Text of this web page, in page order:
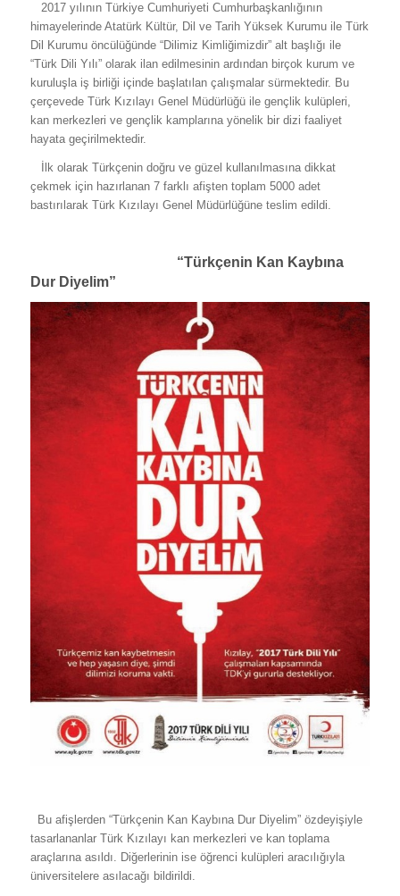
2017 yılının Türkiye Cumhuriyeti Cumhurbaşkanlığının
himayelerinde Atatürk Kültür, Dil ve Tarih Yüksek Kurumu ile Türk
Dil Kurumu öncülüğünde “Dilimiz Kimliğimizdir” alt başlığı ile
“Türk Dili Yılı” olarak ilan edilmesinin ardından birçok kurum ve
kuruluşla iş birliği içinde başlatılan çalışmalar sürmektedir. Bu
çerçevede Türk Kızılayı Genel Müdürlüğü ile gençlik kulüpleri,
kan merkezleri ve gençlik kamplarına yönelik bir dizi faaliyet
hayata geçirilmektedir.
İlk olarak Türkçenin doğru ve güzel kullanılmasına dikkat
çekmek için hazırlanan 7 farklı afişten toplam 5000 adet
bastırılarak Türk Kızılayı Genel Müdürlüğüne teslim edildi.
“Türkçenin Kan Kaybına
Dur Diyelim”
Bu afişlerden “Türkçenin Kan Kaybına Dur Diyelim” özdeyişiyle
tasarlananlar Türk Kızılayı kan merkezleri ve kan toplama
araçlarına asıldı. Diğerlerinin ise öğrenci kulüpleri aracılığıyla
üniversitelere asılacağı bildirildi.